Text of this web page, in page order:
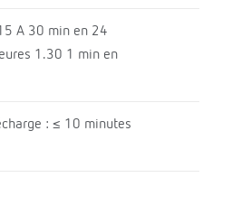
A 30 min en 24
1.30 1 min en
: ≤ 10 minutes